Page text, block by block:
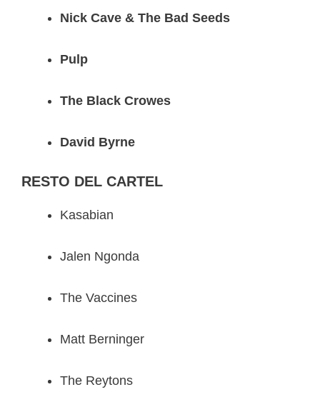
Nick Cave & The Bad Seeds
Pulp
The Black Crowes
David Byrne
RESTO DEL CARTEL
Kasabian
Jalen Ngonda
The Vaccines
Matt Berninger
The Reytons